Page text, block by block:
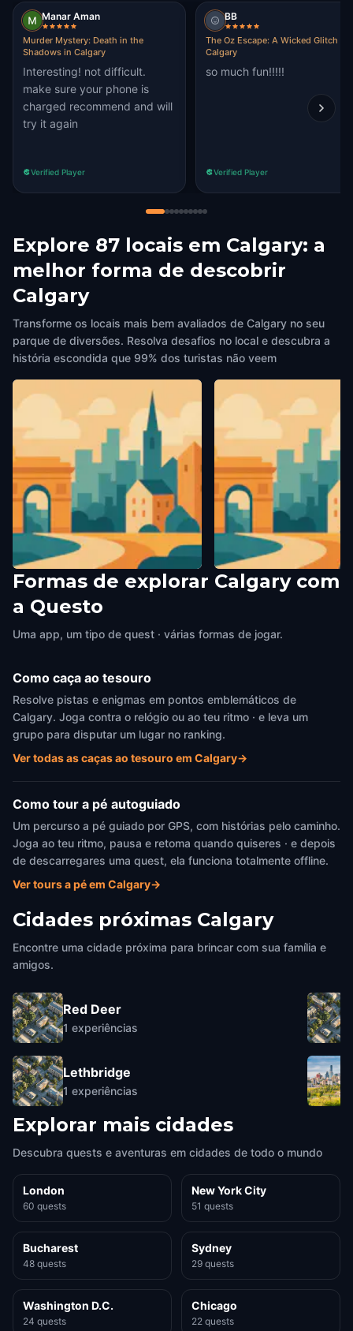
Manar Aman
Murder Mystery: Death in the
Shadows in Calgary
Interesting! not difficult.
make sure your phone is
charged recommend and will
try it again
Verified Player
BB
The Oz Escape: A Wicked Glitch in
Calgary
so much fun!!!!!
Verified Player
Explore 87 locais em Calgary: a
melhor forma de descobrir
Calgary
Transforme os locais mais bem avaliados de Calgary no seu
parque de diversões. Resolva desafios no local e descubra a
história escondida que 99% dos turistas não veem
Jack Long Park
Calgary,Canada
Mountie Statue at Fort
Formas de explorar Calgary com
a Questo
Uma app, um tipo de quest · várias formas de jogar.
Como caça ao tesouro
Resolve pistas e enigmas em pontos emblemáticos de
Calgary. Joga contra o relógio ou ao teu ritmo · e leva um
grupo para disputar um lugar no ranking.
Ver todas as caças ao tesouro em Calgary→
Como tour a pé autoguiado
Um percurso a pé guiado por GPS, com histórias pelo caminho.
Joga ao teu ritmo, pausa e retoma quando quiseres · e depois
de descarregares uma quest, ela funciona totalmente offline.
Ver tours a pé em Calgary→
Cidades próximas Calgary
Encontre uma cidade próxima para brincar com sua família e
amigos.
Red Deer
1 experiências
Lethbridge
1 experiências
Explorar mais cidades
Descubra quests e aventuras em cidades de todo o mundo
London
60 quests
New York City
51 quests
Bucharest
48 quests
Sydney
29 quests
Washington D.C.
24 quests
Chicago
22 quests